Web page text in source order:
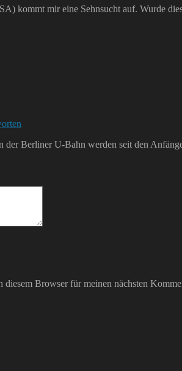
kommt mir eine Sehnsucht auf. Wurde
Berliner U-Bahn werden seit den
Browser für meinen nächsten